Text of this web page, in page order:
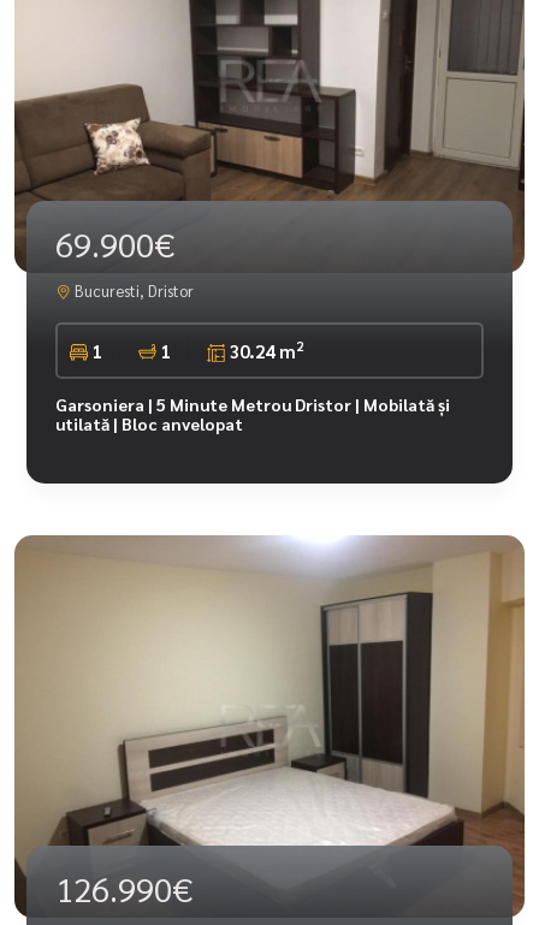
69.900€
Bucuresti, Dristor
1 1 30.24 m2
Garsoniera | 5 Minute Metrou Dristor | Mobilată și
utilată | Bloc anvelopat
126.990€